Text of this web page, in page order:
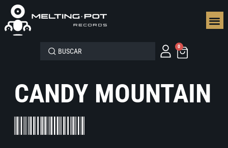
0
CANDY MOUNTAIN